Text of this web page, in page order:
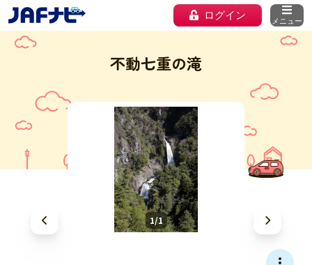
ログイン メニュー
不動七重の滝
1/1